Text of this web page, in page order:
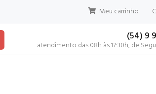
Meu carrinho
(54) 9
atendimento das 08h às 17:30h, de